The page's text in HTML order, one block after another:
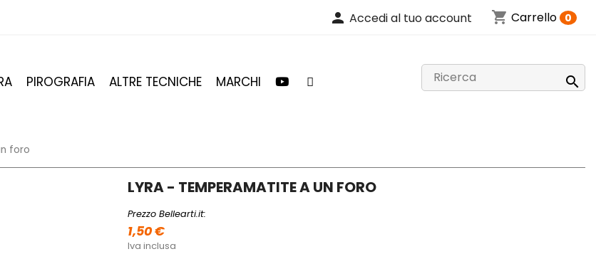
person Accedi al tuo account shopping_cart Carrello 0
PIROGRAFIA ALTRE TECNICHE MARCHI 
foro
LYRA - TEMPERAMATITE A UN FORO
Prezzo Bellearti.it:
1,50 €
Iva inclusa